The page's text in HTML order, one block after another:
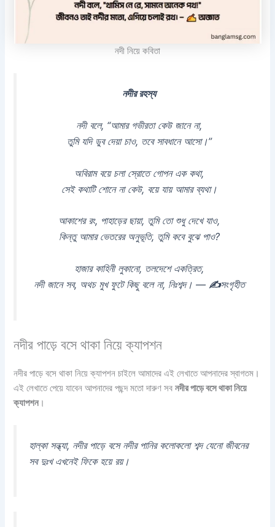
নদী নিয়ে কবিতা
নদীর রহস্য
নদী বলে, “আমার গভীরতা কেউ জানে না,
তুমি যদি ডুব দেয়া চাও, তবে সাবধানে আসো।”
অবিরাম বয়ে চলা স্রোতে গোপন এক কথা,
সেই কথাটি শোনে না কেউ, বয়ে যায় আমার ব্যথা।
আকাশের রং, পাহাড়ের ছায়া, তুমি তো শুধু দেখে যাও,
কিন্তু আমার ভেতরের অনুভূতি, তুমি কবে বুঝে পাও?
হাজার কাহিনী লুকানো, তলদেশে একত্রিত,
নদী জানে সব, অথচ মুখ ফুটে কিছু বলে না, নিঃশব্দ। — ✍সংগৃহীত
নদীর পাড়ে বসে থাকা নিয়ে ক্যাপশন
নদীর পাড়ে বসে থাকা নিয়ে ক্যাপশন চাইলে আমাদের এই লেখাতে আপনাদের স্বাগতম।
এই লেখাতে পেয়ে যাবেন আপনাদের পছন্দ মতো দারুণ সবনদীর পাড়ে বসে থাকা নিয়ে
ক্যাপশন।
হাল্কা সন্ধ্যা, নদীর পাড়ে বসে নদীর পানির কলোকলো শব্দ যেনো জীবনের
সব দুঃখ এখনেই ফিকে হয়ে রয়।